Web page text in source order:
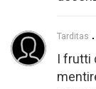
Tarditas
I frutti